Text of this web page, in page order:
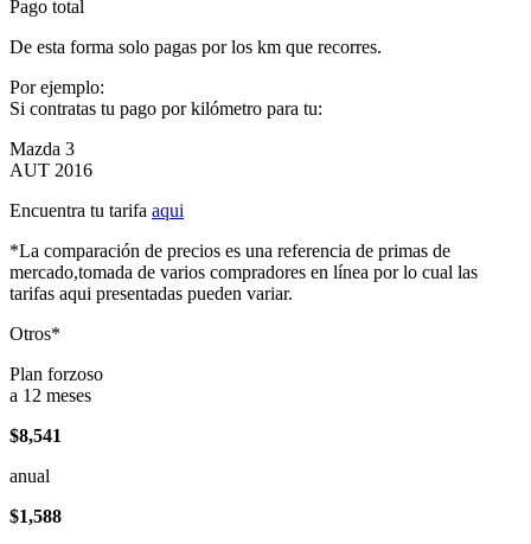
Pago total
De esta forma solo pagas por los km que recorres.
Por ejemplo:
Si contratas tu pago por kilómetro para tu:
Mazda 3
AUT 2016
Encuentra tu tarifa aqui
*La comparación de precios es una referencia de primas de
mercado,tomada de varios compradores en línea por lo cual las
tarifas aqui presentadas pueden variar.
Otros*
Plan forzoso
a 12 meses
$8,541
anual
$1,588